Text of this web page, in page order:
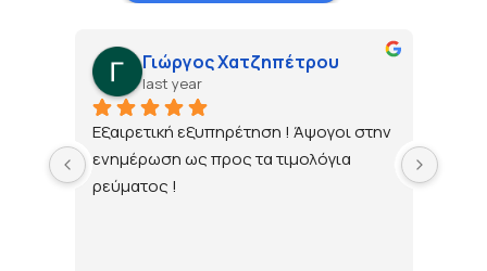
Γιώργος Χατζηπέτρου
last year
Εξαιρετική εξυπηρέτηση ! Άψογοι στην
ενημέρωση ως προς τα τιμολόγια
ρεύματος !